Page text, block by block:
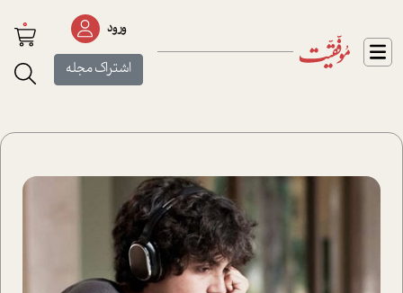
ورود
اشتراک مجله
0